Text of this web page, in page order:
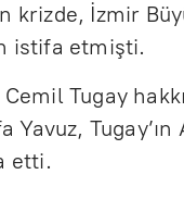
krizde, İzmir
istifa etmişti.
Tugay
Tugay’ın
etti.